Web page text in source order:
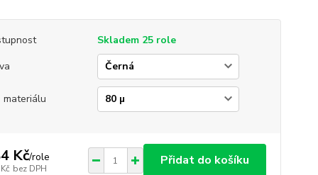
Skladem 25 role
materiálu
Kč/role
bez DPH
Přidat do košíku